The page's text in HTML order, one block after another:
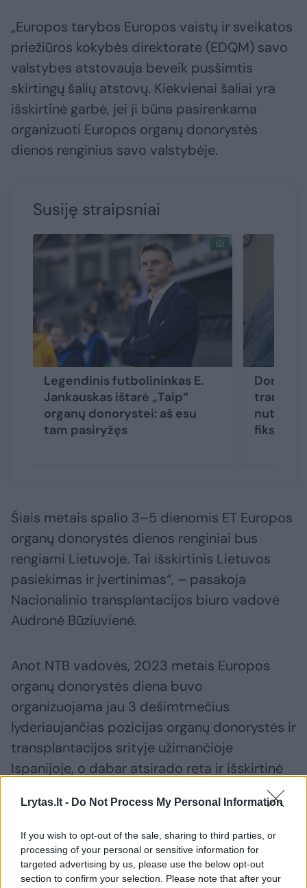
Lrytas.lt - Do Not Process My Personal Information
If you wish to opt-out of the sale, sharing to third parties, or
processing of your personal or sensitive information for
targeted advertising by us, please use the below opt-out
section to confirm your selection. Please note that after your
„Europos tarybos Europos vaistų ir sveikatos
priežiūros kokybės direktorate (EDQM) savo
valstybes atstovauja beveik pusšimtis
skirtingų šalių atstovų. Kiekvienai šaliai yra
išskirtinė garbė, jei ji būna pasirenkama
organizuoti Europos organų donorystės
dienos renginius savo valstybėje.
Susiję straipsniai
Legendinis futbolininkas E.
Jankauskas ištarė „Taip“
organų donorystei: aš esu
tam pasiryžęs
nuteikia
fiksuota
Šiais metais spalio 3–5 dienomis ET Europos
organų donorystės dienos renginiai bus
rengiami Lietuvoje. Tai išskirtinis Lietuvos
pasiekimas ir įvertinimas“, – pasakoja
Nacionalinio transplantacijos biuro vadovė
Audronė Būziuvienė.
Anot NTB vadovės, 2023 metais Europos
organų donorystės diena buvo
organizuojama jau 3 dešimtmečius
lyderiaujančias pozicijas organų donorystės ir
transplantacijos srityje užimančioje
Ispanijoje, o dabar atsirado reta ir išskirtinė
galimybė perimti estafetę ir gerąją patirtį iš
Ispanijos.
Dalinsis gerąja patirtimi, laukia renginiai
visuomenei